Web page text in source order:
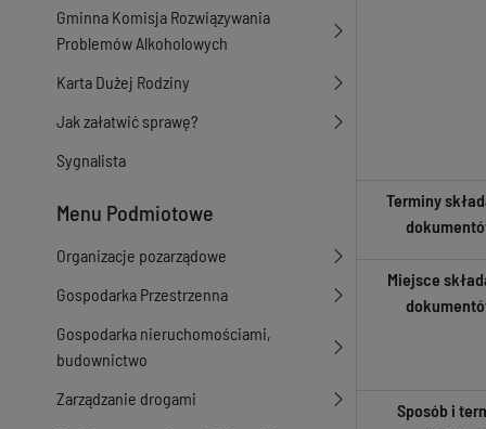
Gminna Komisja Rozwiązywania
Problemów Alkoholowych
Karta Dużej Rodziny
Jak załatwić sprawę?
Sygnalista
Menu Podmiotowe
Organizacje pozarządowe
Gospodarka Przestrzenna
Gospodarka nieruchomościami,
budownictwo
Zarządzanie drogami
Terminy
Miejsce
Sposób i